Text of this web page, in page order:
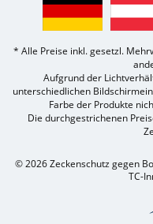
* Alle Preise inkl. gesetzl.
Aufgrund der
unterschiedlichen
Farbe der Produkte
Die durchgestrichenen
© 2026 Zeckenschutz gegen
TC-